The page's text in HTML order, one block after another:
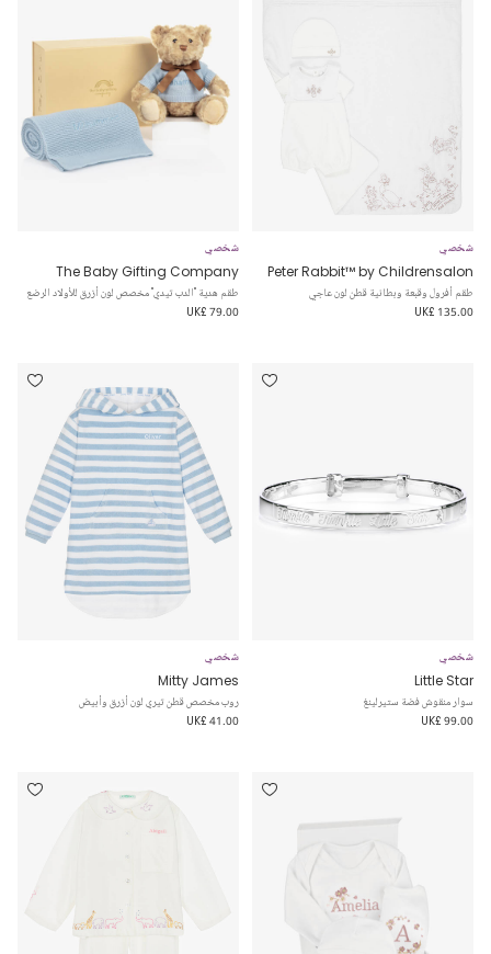
شخصي
Peter Rabbit™ by Childrensalon
طقم أفرول وقبعة وبطانية قطن لون عاجي
UK£ 135.00
شخصي
The Baby Gifting Company
طقم هدية "الدب تيدي" مخصص لون أزرق للأولاد الرضع
UK£ 79.00
شخصي
Little Star
سوار منقوش فضة ستيرلينغ
UK£ 99.00
شخصي
Mitty James
روب مخصص قطن تيري لون أزرق وأبيض
UK£ 41.00